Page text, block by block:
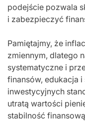
podejście pozwala
i zabezpieczyć
Pamiętajmy, że
zmiennym, dlatego
systematyczne i
finansów, edukacja
inwestycyjnych
utratą wartości
stabilność